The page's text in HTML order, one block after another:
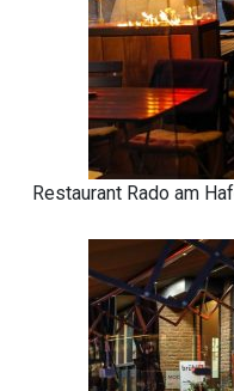
Restaurant Rado am